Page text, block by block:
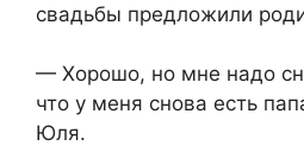
свадьбы предложили
— Хорошо, но мне надо
что у меня снова есть
Юля.